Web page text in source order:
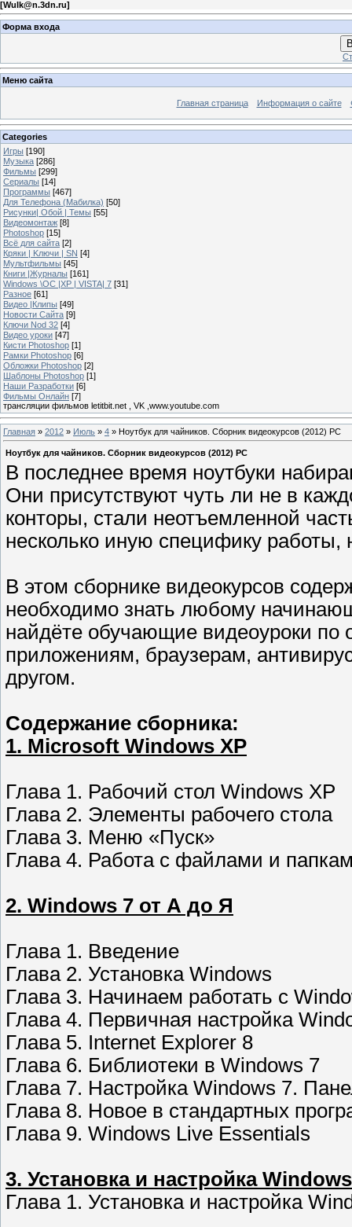
[Wulk@n.3dn.ru]
Форма входа
Меню сайта
Главная страница Информация о сайте
Categories
Игры [190]
Музыка [286]
Фильмы [299]
Сериалы [14]
Программы [467]
Для Телефона (Мабилка) [50]
Рисунки| Обой | Темы [55]
Видеомонтаж [8]
Photoshop [15]
Всё для сайта [2]
Кряки | Kлючи | SN [4]
Мультфильмы [45]
Книги |Журналы [161]
Windows \OC |XP | VISTA| 7 [31]
Разное [61]
Видео |Клипы [49]
Новости Сайта [9]
Ключи Nod 32 [4]
Видео уроки [47]
Кисти Photoshop [1]
Рамки Photoshop [6]
Обложки Photoshop [2]
Шаблоны Photoshop [1]
Наши Разработки [6]
Фильмы Онлайн [7]
трансляции фильмов letitbit.net , VK ,www.youtube.com
Главная » 2012 » Июль » 4 » Ноутбук для чайников. Сборник видеокурсов (2012) PC
Ноутбук для чайников. Сборник видеокурсов (2012) PC
В последнее время ноутбуки
Они присутствуют чуть ли не в
конторы, стали неотъемленной
несколько иную специфику
В этом сборнике видеокурсов
необходимо знать любому
найдёте обучающие видеоуроки
приложениям, браузерам,
другом.
Содержание сборника:
1. Microsoft Windows XP
Глава 1. Рабочий стол Windows XP
Глава 2. Элементы рабочего стола
Глава 3. Меню «Пуск»
Глава 4. Работа с файлами и
2. Windows 7 от А до Я
Глава 1. Введение
Глава 2. Установка Windows
Глава 3. Начинаем работать с
Глава 4. Первичная настройка
Глава 5. Internet Explorer 8
Глава 6. Библиотеки в Windows 7
Глава 7. Настройка Windows 7.
Глава 8. Новое в стандартных
Глава 9. Windows Live Essentials
3. Установка и настройка
Глава 1. Установка и настройка